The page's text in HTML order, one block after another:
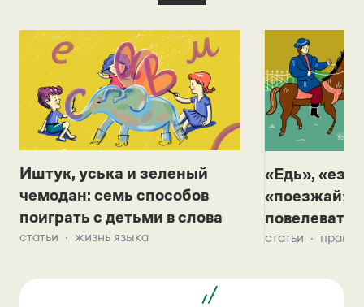
Иштук, уська и зеленый
чемодан: семь способов
поиграть с детьми в слова
статьи жизнь языка
«Едь»,
«поезжай»?
повелевать
статьи